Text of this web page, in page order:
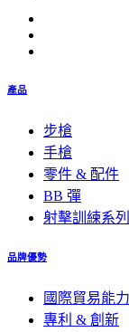
產品
步槍
手槍
零件 & 配件
BB 彈
射擊訓練系列
品牌優勢
國際貿易能力
專利 & 創新